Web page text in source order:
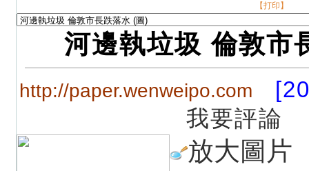
【打印】
河邊執垃圾 倫敦市
http://paper.wenweipo.com
我要評論
放大圖片